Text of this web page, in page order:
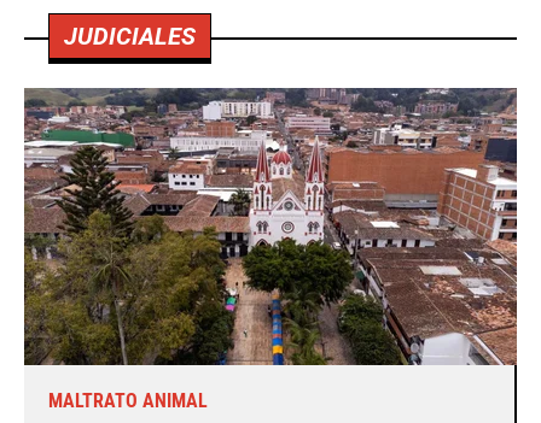
JUDICIALES
MALTRATO ANIMAL